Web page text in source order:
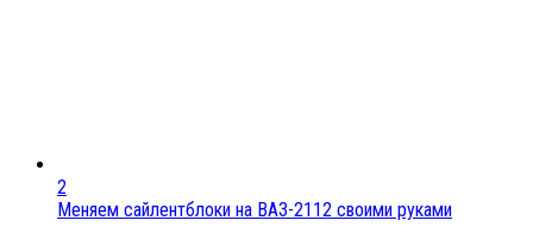
2
Меняем сайлентблоки на ВАЗ-2112 своими руками